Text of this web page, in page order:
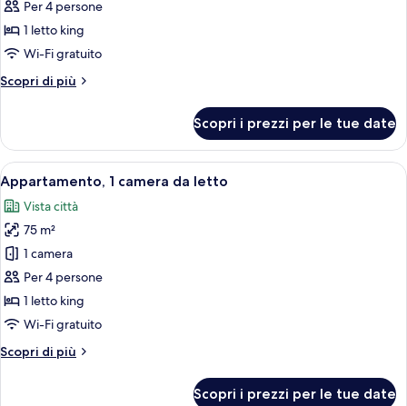
per
Appartamento,
1
da
Per 4 persone
1 letto king
Wi-Fi gratuito
Scopri di più
Altri
1
camera
da
letto,
patio
Scopri i prezzi per le tue date
Apri
tutte
le
foto
per
Appartamento,
1
camera
letto
Una camera d'albergo con un letto
9
Appartamento, 1 camera da letto
Vista città
75 m²
1 camera
Per 4 persone
1 letto king
Wi-Fi gratuito
Scopri di più
Altri
Scopri i prezzi per le tue date